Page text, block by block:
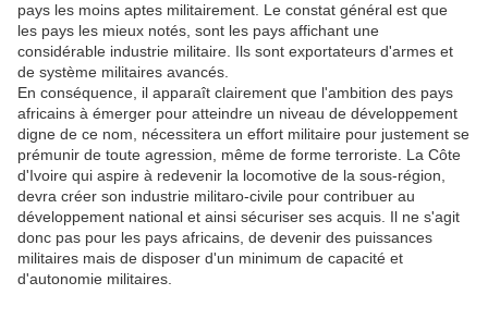
pays les moins aptes militairement. Le constat général est que
les pays les mieux notés, sont les pays affichant une
considérable industrie militaire. Ils sont exportateurs d'armes et
de système militaires avancés.
En conséquence, il apparaît clairement que l'ambition des pays
africains à émerger pour atteindre un niveau de développement
digne de ce nom, nécessitera un effort militaire pour justement se
prémunir de toute agression, même de forme terroriste. La Côte
d'Ivoire qui aspire à redevenir la locomotive de la sous-région,
devra créer son industrie militaro-civile pour contribuer au
développement national et ainsi sécuriser ses acquis. Il ne s'agit
donc pas pour les pays africains, de devenir des puissances
militaires mais de disposer d'un minimum de capacité et
d'autonomie militaires.